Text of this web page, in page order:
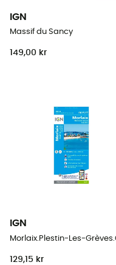
IGN
Massif du Sancy
149,00 kr
IGN
129,15 kr